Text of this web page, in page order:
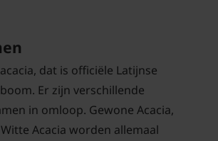
dat is officiële Latijnse
Er zijn verschillende
in omloop. Gewone Acacia,
Acacia worden allemaal